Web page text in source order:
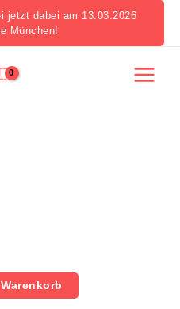
jetzt dabei am 13.03.2026
München!